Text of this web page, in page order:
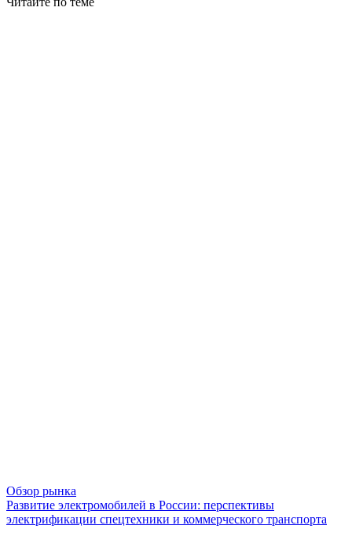
Обзор рынка
Развитие электромобилей в России: перспективы
электрификации спецтехники и коммерческого транспорта